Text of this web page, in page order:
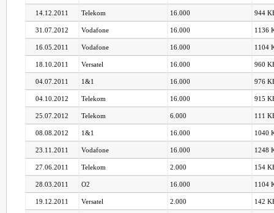
14.12.2011 Telekom 16.000 944
31.07.2012 Vodafone 16.000 1136
16.05.2011 Vodafone 16.000 1104
18.10.2011 Versatel 16.000 960
04.07.2011 1&1 16.000 976
04.10.2012 Telekom 16.000 915
25.07.2012 Telekom 6.000 111
08.08.2012 1&1 16.000 1040
23.11.2011 Vodafone 16.000 1248
27.06.2011 Telekom 2.000 154
28.03.2011 O2 16.000 1104
19.12.2011 Versatel 2.000 142